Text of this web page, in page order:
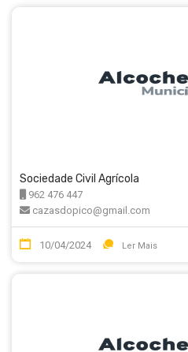
Sociedade Civil Agrícola
962 476 447
cazasdopico@gmail.com
10/04/2024 Ler Mais